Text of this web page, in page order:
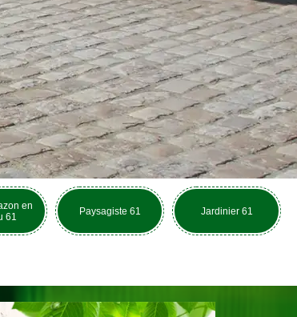
en
61
Paysagiste 61 Jardinier 61